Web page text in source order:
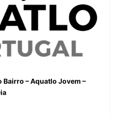
– Aquatlo Jovem –